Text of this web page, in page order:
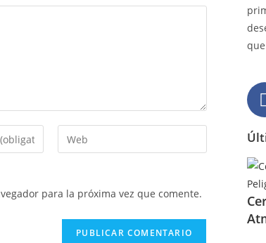
para la próxima vez que comente.